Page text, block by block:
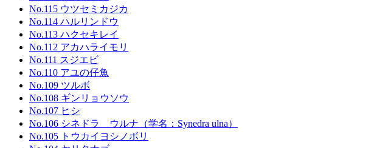
No.115 ウツセミカジカ
No.114 ハルリンドウ
No.113 ハクセキレイ
No.112 アカハライモリ
No.111 スジエビ
No.110 アユの仔魚
No.109 ツルボ
No.108 ギンリョウソウ
No.107 ヒシ
No.106 シネドラ ウルナ（学名：Synedra ulna）
No.105 トウカイヨシノボリ